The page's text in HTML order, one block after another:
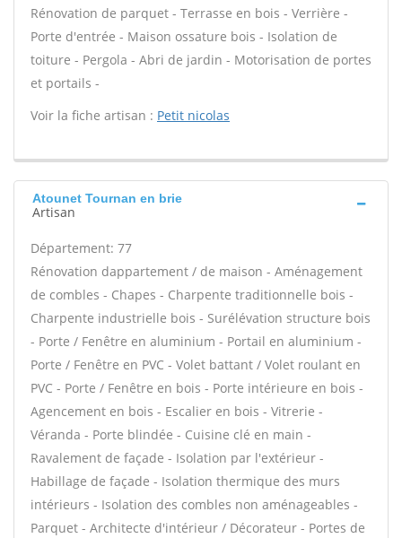
Rénovation de parquet - Terrasse en bois - Verrière -
Porte d'entrée - Maison ossature bois - Isolation de
toiture - Pergola - Abri de jardin - Motorisation de portes
et portails -
Voir la fiche artisan : Petit nicolas
Atounet Tournan en brie
Artisan
Département: 77
Rénovation dappartement / de maison - Aménagement
de combles - Chapes - Charpente traditionnelle bois -
Charpente industrielle bois - Surélévation structure bois
- Porte / Fenêtre en aluminium - Portail en aluminium -
Porte / Fenêtre en PVC - Volet battant / Volet roulant en
PVC - Porte / Fenêtre en bois - Porte intérieure en bois -
Agencement en bois - Escalier en bois - Vitrerie -
Véranda - Porte blindée - Cuisine clé en main -
Ravalement de façade - Isolation par l'extérieur -
Habillage de façade - Isolation thermique des murs
intérieurs - Isolation des combles non aménageables -
Parquet - Architecte d'intérieur / Décorateur - Portes de